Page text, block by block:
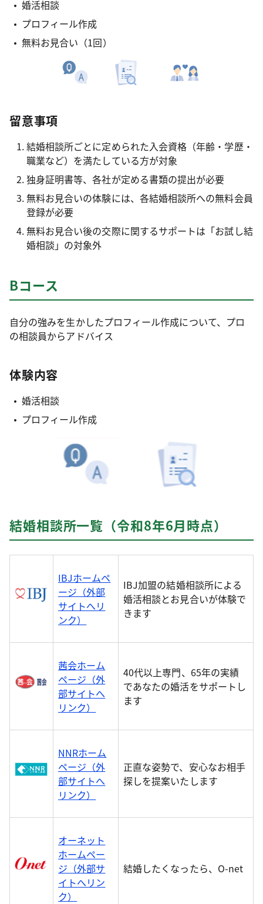
婚活相談
プロフィール作成
無料お見合い（1回）
留意事項
結婚相談所ごとに定められた入会資格（年齢・学歴・
職業など）を満たしている方が対象
独身証明書等、各社が定める書類の提出が必要
無料お見合いの体験には、各結婚相談所への無料会員
登録が必要
無料お見合い後の交際に関するサポートは「お試し結
婚相談」の対象外
Bコース
自分の強みを生かしたプロフィール作成について、プロ
の相談員からアドバイス
体験内容
婚活相談
プロフィール作成
結婚相談所一覧（令和8年6月時点）
IBJホームペ
ージ（外部
サイトへリ
ンク）
IBJ加盟の結婚相談所による
婚活相談とお見合いが体験で
きます
茜会ホーム
ページ（外
部サイトへ
リンク）
40代以上専門、65年の実績
であなたの婚活をサポートし
ます
NNRホーム
ページ（外
部サイトへ
リンク）
正直な姿勢で、安心なお相手
探しを提案いたします
オーネット
ホームペー
ジ（外部サ
イトへリン
ク）
結婚したくなったら、O-net